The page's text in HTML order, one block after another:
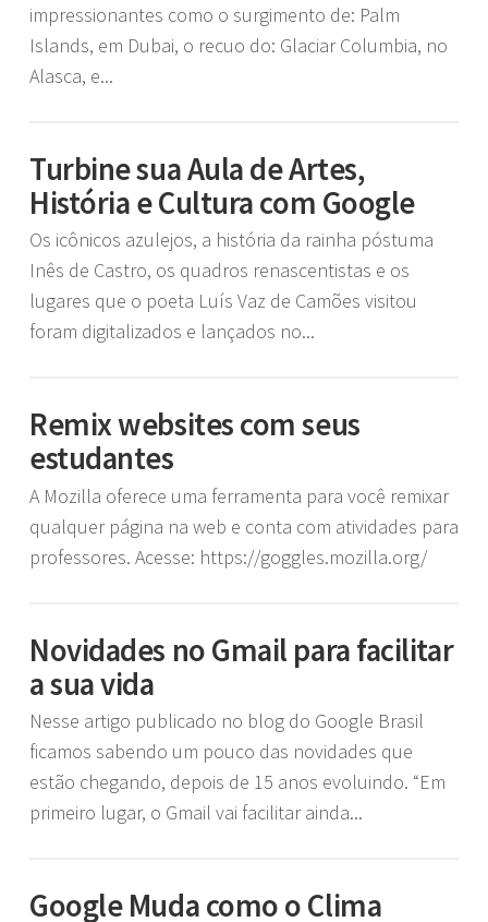
impressionantes como o surgimento de: Palm
Islands, em Dubai, o recuo do: Glaciar Columbia, no
Alasca, e...
Turbine sua Aula de Artes,
História e Cultura com Google
Os icônicos azulejos, a história da rainha póstuma
Inês de Castro, os quadros renascentistas e os
lugares que o poeta Luís Vaz de Camões visitou
foram digitalizados e lançados no...
Remix websites com seus
estudantes
A Mozilla oferece uma ferramenta para você remixar
qualquer página na web e conta com atividades para
professores. Acesse: https://goggles.mozilla.org/
Novidades no Gmail para facilitar
a sua vida
Nesse artigo publicado no blog do Google Brasil
ficamos sabendo um pouco das novidades que
estão chegando, depois de 15 anos evoluindo. “Em
primeiro lugar, o Gmail vai facilitar ainda...
Google Muda como o Clima